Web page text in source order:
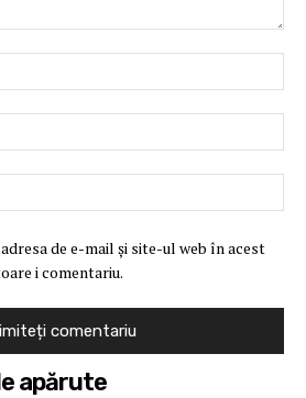
de e-mail și site-ul web în acest
i comentariu.
apărute